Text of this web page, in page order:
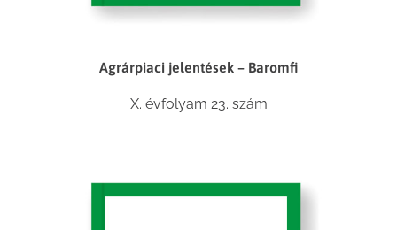
Agrárpiaci jelentések – Baromfi
X. évfolyam 23. szám